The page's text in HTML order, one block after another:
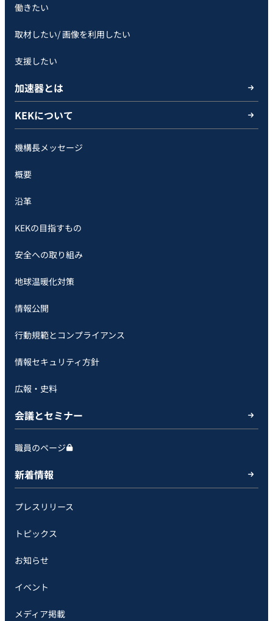
働きたい
取材したい/ 画像を利用したい
支援したい
加速器とは
KEKについて
機構長メッセージ
概要
沿革
KEKの目指すもの
安全への取り組み
地球温暖化対策
情報公開
行動規範とコンプライアンス
情報セキュリティ方針
広報・史料
会議とセミナー
職員のページ
新着情報
プレスリリース
トピックス
お知らせ
イベント
メディア掲載